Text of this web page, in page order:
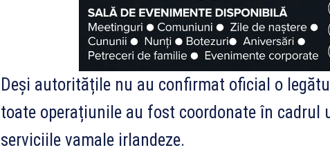
Deși autoritățile nu au confirmat oficial o
toate operațiunile au fost coordonate în cadrul
serviciile vamale irlandeze.